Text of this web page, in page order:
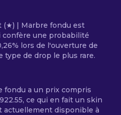
(★) | Marbre fondu est
confère une probabilité
lors de l'ouverture de
type de drop le plus rare.
fondu a un prix compris
ce qui en fait un skin
actuellement disponible à